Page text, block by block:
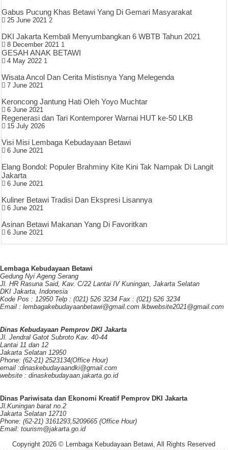
Gabus Pucung Khas Betawi Yang Di Gemari Masyarakat
25 June 2021 2
DKI Jakarta Kembali Menyumbangkan 6 WBTB Tahun 2021
8 December 2021 1
GESAH ANAK BETAWI
4 May 2022 1
Wisata Ancol Dan Cerita Mistisnya Yang Melegenda
7 June 2021
Keroncong Jantung Hati Oleh Yoyo Muchtar
6 June 2021
Regenerasi dan Tari Kontemporer Warnai HUT ke-50 LKB
15 July 2026
Visi Misi Lembaga Kebudayaan Betawi
6 June 2021
Elang Bondol: Populer Brahminy Kite Kini Tak Nampak Di Langit
Jakarta
6 June 2021
Kuliner Betawi Tradisi Dan Ekspresi Lisannya
6 June 2021
Asinan Betawi Makanan Yang Di Favoritkan
6 June 2021
Lembaga Kebudayaan Betawi
Gedung Nyi Ageng Serang
Jl. HR Rasuna Said, Kav. C/22 Lantai IV Kuningan, Jakarta Selatan
DKI Jakarta, Indonesia
Kode Pos : 12950 Telp : (021) 526 3234 Fax : (021) 526 3234
Email : lembagakebudayaanbetawi@gmail.com lkbwebsite2021@gmail.com
Dinas Kebudayaan Pemprov DKI Jakarta
Jl. Jendral Gatot Subroto Kav. 40-44
Lantai 11 dan 12
Jakarta Selatan 12950
Phone: (62-21) 2523134(Office Hour)
email :dinaskebudayaandki@gmail.com
website : dinaskebudayaan.jakarta.go.id
Dinas Pariwisata dan Ekonomi Kreatif Pemprov DKI Jakarta
Jl.Kuningan barat no.2
Jakarta Selatan 12710
Phone: (62-21) 3161293,5209665 (Office Hour)
Email: tourism@jakarta.go.id
Copyright 2026 © Lembaga Kebudayaan Betawi, All Rights Reserved